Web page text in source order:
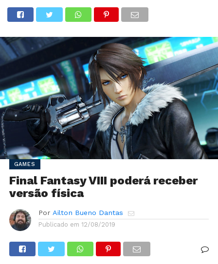
GAMES
Final Fantasy VIII poderá receber
versão física
Por Ailton Bueno Dantas
Publicado em 12/08/2019